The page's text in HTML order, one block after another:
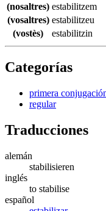
(nosaltres) estabilitzem
(vosaltres) estabilitzeu
(vostès)
estabilitzin
Categorías
primera
regular
Traducciones
alemán
stabilisieren
inglés
to stabilise
español